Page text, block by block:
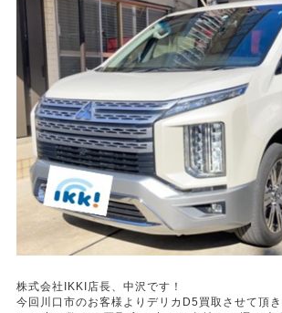
株式会社IKKI店長、中沢です！
今回川口市のお客様よりデリカD5買取させて頂き